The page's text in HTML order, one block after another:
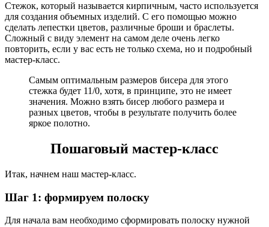
Стежок, который называется кирпичным, часто используется
для создания объемных изделий. С его помощью можно
сделать лепестки цветов, различные броши и браслеты.
Сложный с виду элемент на самом деле очень легко
повторить, если у вас есть не только схема, но и подробный
мастер-класс.
Самым оптимальным размеров бисера для этого
стежка будет 11/0, хотя, в принципе, это не имеет
значения. Можно взять бисер любого размера и
разных цветов, чтобы в результате получить более
яркое полотно.
Пошаговый мастер-класс
Итак, начнем наш мастер-класс.
Шаг 1: формируем полоску
Для начала вам необходимо сформировать полоску нужной